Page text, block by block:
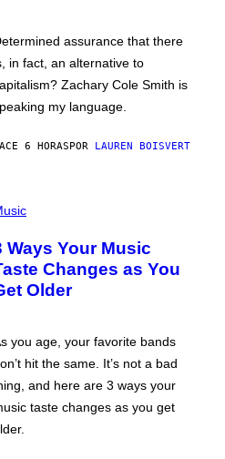
assurance that there
in fact, an alternative to
Zachary Cole Smith is
my language.
6 HORASPOR LAUREN BOISVERT
Ways Your Music
Changes as You
Older
you age, your favorite bands
hit the same. It’s not a bad
and here are 3 ways your
taste changes as you get